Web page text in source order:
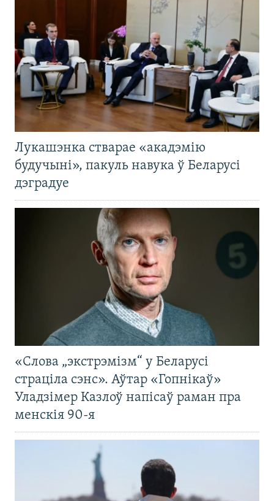
Лукашэнка стварае «акадэмію
будучыні», пакуль навука ў Беларусі
дэградуе
«Слова „экстрэмізм“ у Беларусі
страціла сэнс». Аўтар «Гопнікаў»
Уладзімер Казлоў напісаў раман пра
менскія 90-я